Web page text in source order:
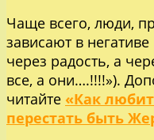
Чаще всего, люди,
зависают в
через радость, а
все, а они….!!!!»).
читайте «Как
перестать быть